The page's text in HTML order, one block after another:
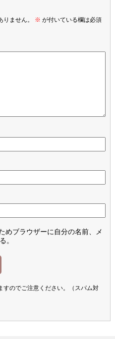
ません。 ※ が付いている欄は必須
めブラウザーに自分の名前、メ
。
すのでご注意ください。（スパム対